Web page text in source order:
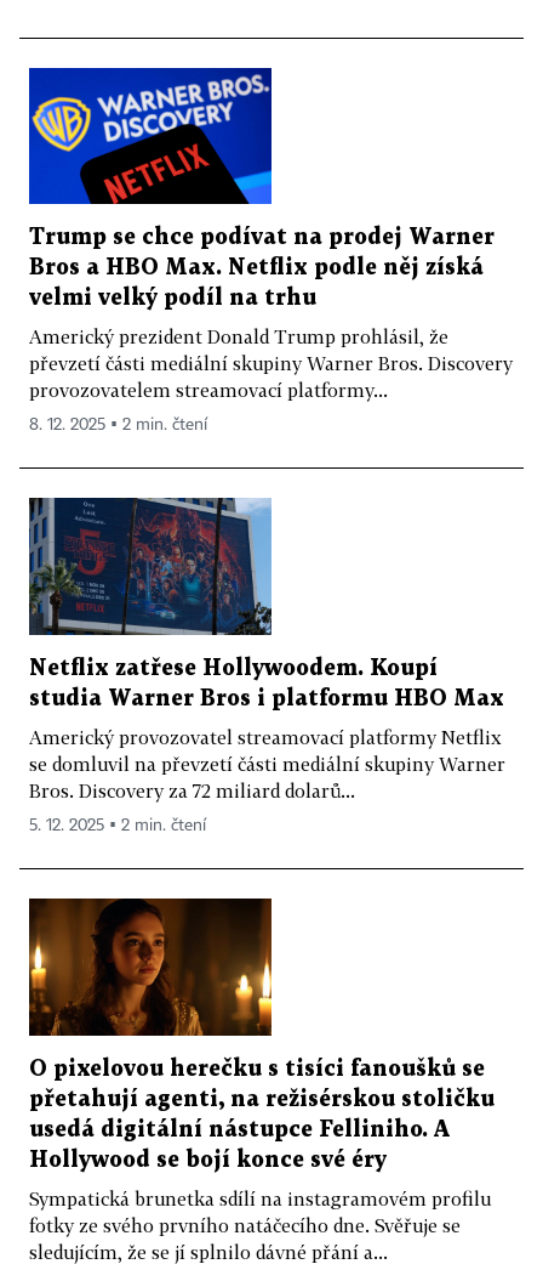
Trump se chce podívat na prodej Warner
Bros a HBO Max. Netflix podle něj získá
velmi velký podíl na trhu
Americký prezident Donald Trump prohlásil, že
převzetí části mediální skupiny Warner Bros. Discovery
provozovatelem streamovací platformy...
8. 12. 2025 ▪ 2 min. čtení
Netflix zatřese Hollywoodem. Koupí
studia Warner Bros i platformu HBO Max
Americký provozovatel streamovací platformy Netflix
se domluvil na převzetí části mediální skupiny Warner
Bros. Discovery za 72 miliard dolarů...
5. 12. 2025 ▪ 2 min. čtení
O pixelovou herečku s tisíci fanoušků se
přetahují agenti, na režisérskou stoličku
usedá digitální nástupce Felliniho. A
Hollywood se bojí konce své éry
Sympatická brunetka sdílí na instagramovém profilu
fotky ze svého prvního natáčecího dne. Svěřuje se
sledujícím, že se jí splnilo dávné přání a...